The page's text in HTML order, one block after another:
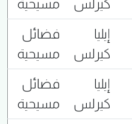
كيرلس
مسيحية
إيليا
كيرلس
فضائل
مسيحية
إيليا
كيرلس
فضائل
مسيحية